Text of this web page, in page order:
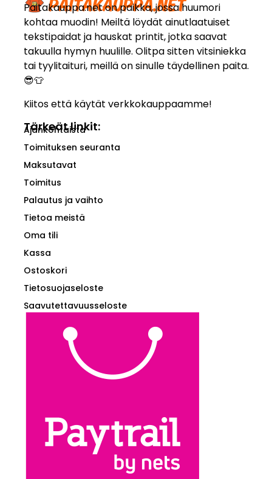
Paitakauppa.net on paikka, jossa huumori
kohtaa muodin! Meiltä löydät ainutlaatuiset
tekstipaidat ja hauskat printit, jotka saavat
takuulla hymyn huulille. Olitpa sitten vitsiniekka
tai tyylitaituri, meillä on sinulle täydellinen paita.
😎👕
Kiitos että käytät verkkokauppaamme!
Tärkeät linkit:
Ajankohtaista
Toimituksen seuranta
Maksutavat
Toimitus
Palautus ja vaihto
Tietoa meistä
Oma tili
Kassa
Ostoskori
Tietosuojaseloste
Saavutettavuusseloste